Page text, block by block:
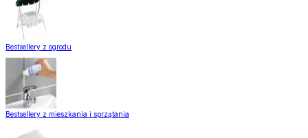
Bestsellery z ogrodu
Bestsellery z mieszkania i sprzątania